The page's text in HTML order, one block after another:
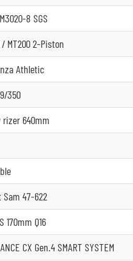
8 SGS
MT200 2-Piston
Athletic
350
rizer 640mm
47-622
170mm Q16
CX Gen.4 SMART SYSTEM